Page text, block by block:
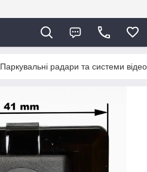
Паркувальні радари та системи